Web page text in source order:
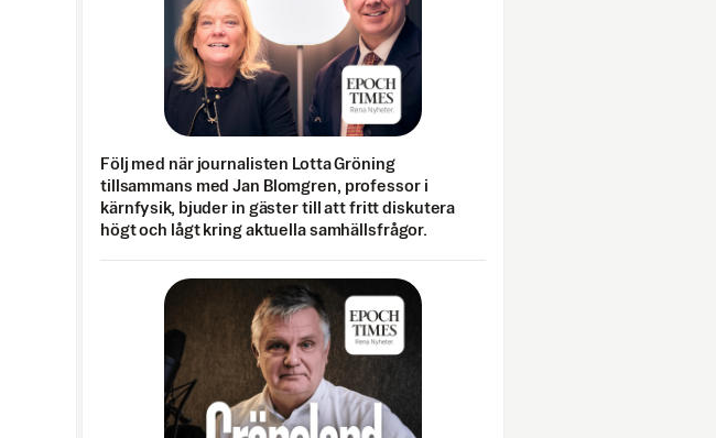
Följ med när journalisten Lotta Gröning
tillsammans med Jan Blomgren, professor i
kärnfysik, bjuder in gäster till att fritt diskutera
högt och lågt kring aktuella samhällsfrågor.